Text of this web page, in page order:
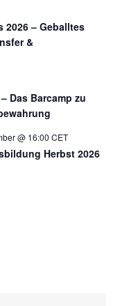
2026 – Geballtes
&
Das Barcamp zu
@ 16:00 CET
Herbst 2026